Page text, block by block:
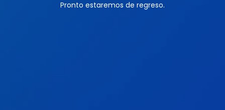
Pronto estaremos de regreso.